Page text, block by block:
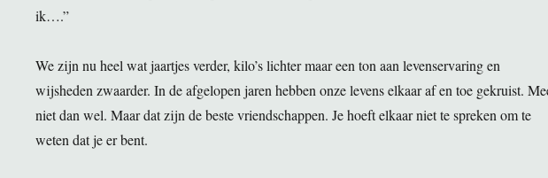
ik….”
We zijn nu heel wat jaartjes verder, kilo’s lichter maar een ton aan levenservaring en
wijsheden zwaarder. In de afgelopen jaren hebben onze levens elkaar af en toe gekruist.
niet dan wel. Maar dat zijn de beste vriendschappen. Je hoeft elkaar niet te spreken om te
weten dat je er bent.